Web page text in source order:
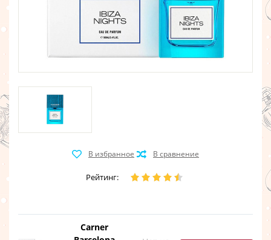
Рейтинг:
Carner